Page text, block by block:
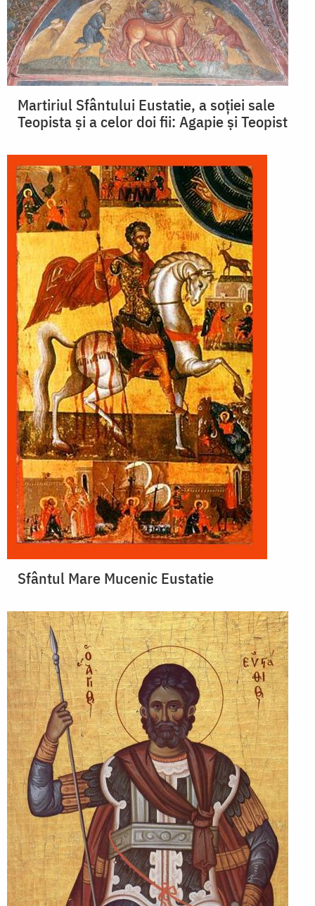
Martiriul Sfântului Eustatie, a soției sale
Teopista și a celor doi fii: Agapie și Teopist
Sfântul Mare Mucenic Eustatie